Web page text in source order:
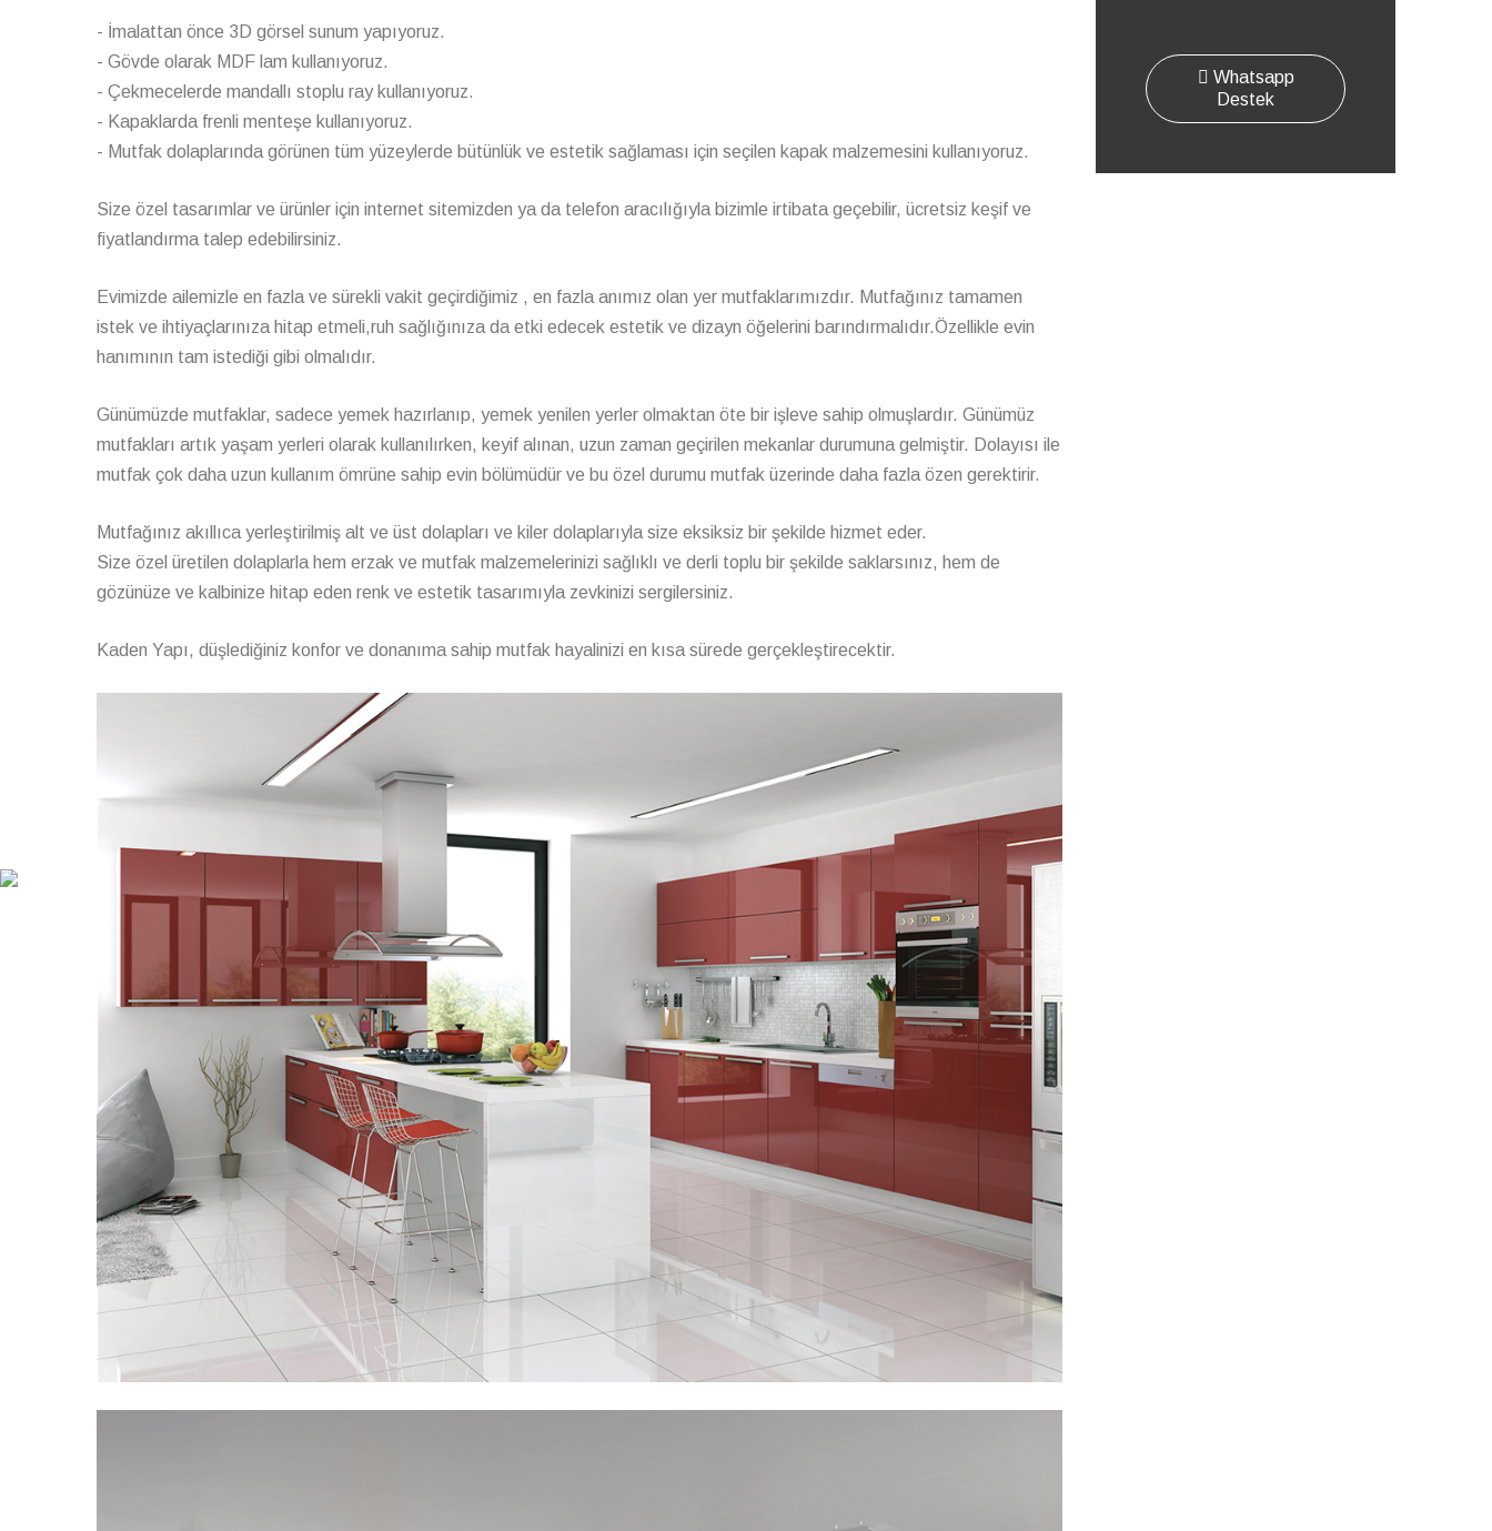
- İmalattan önce 3D görsel sunum yapıyoruz.
- Gövde olarak MDF lam kullanıyoruz.
- Çekmecelerde mandallı stoplu ray kullanıyoruz.
- Kapaklarda frenli menteşe kullanıyoruz.
- Mutfak dolaplarında görünen tüm yüzeylerde bütünlük ve estetik sağlaması için seçilen kapak malzemesini kullanıyoruz.
Size özel tasarımlar ve ürünler için internet sitemizden ya da telefon aracılığıyla bizimle irtibata geçebilir, ücretsiz keşif ve
fiyatlandırma talep edebilirsiniz.
Evimizde ailemizle en fazla ve sürekli vakit geçirdiğimiz , en fazla anımız olan yer mutfaklarımızdır. Mutfağınız tamamen
istek ve ihtiyaçlarınıza hitap etmeli,ruh sağlığınıza da etki edecek estetik ve dizayn öğelerini barındırmalıdır.Özellikle evin
hanımının tam istediği gibi olmalıdır.
Günümüzde mutfaklar, sadece yemek hazırlanıp, yemek yenilen yerler olmaktan öte bir işleve sahip olmuşlardır. Günümüz
mutfakları artık yaşam yerleri olarak kullanılırken, keyif alınan, uzun zaman geçirilen mekanlar durumuna gelmiştir. Dolayısı ile
mutfak çok daha uzun kullanım ömrüne sahip evin bölümüdür ve bu özel durumu mutfak üzerinde daha fazla özen gerektirir.
Mutfağınız akıllıca yerleştirilmiş alt ve üst dolapları ve kiler dolaplarıyla size eksiksiz bir şekilde hizmet eder.
Size özel üretilen dolaplarla hem erzak ve mutfak malzemelerinizi sağlıklı ve derli toplu bir şekilde saklarsınız, hem de
gözünüze ve kalbinize hitap eden renk ve estetik tasarımıyla zevkinizi sergilersiniz.
Kaden Yapı, düşlediğiniz konfor ve donanıma sahip mutfak hayalinizi en kısa sürede gerçekleştirecektir.
Whatsapp
Destek